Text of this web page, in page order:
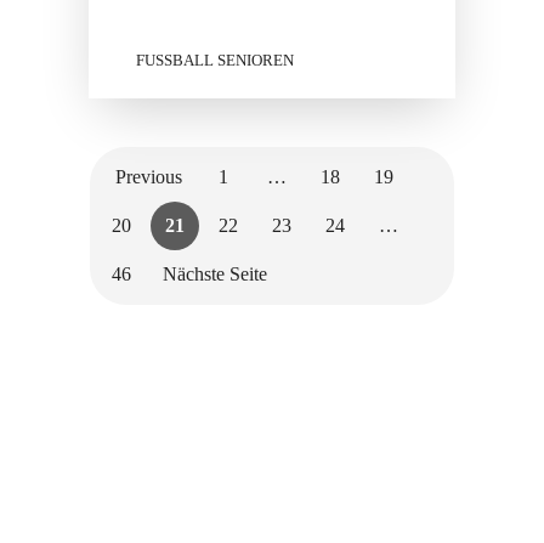
FUSSBALL SENIOREN
Previous 1 … 18 19
20 21 22 23 24 …
46 Nächste Seite